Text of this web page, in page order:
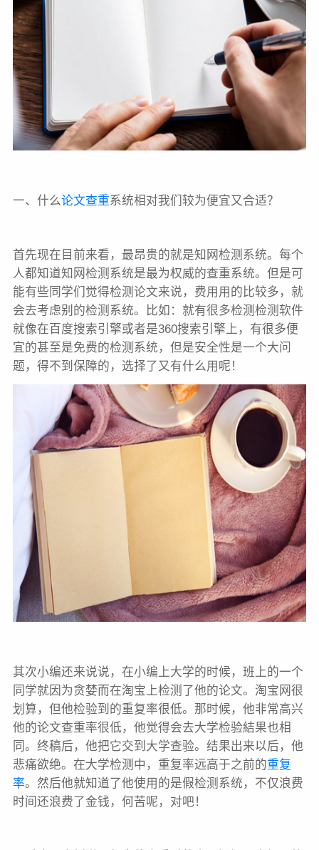
一、什么论文查重系统相对我们较为便宜又合适？
首先现在目前来看，最昂贵的就是知网检测系统。每个
人都知道知网检测系统是最为权威的查重系统。但是可
能有些同学们觉得检测论文来说，费用用的比较多，就
会去考虑别的检测系统。比如：就有很多检测检测软件
就像在百度搜索引擎或者是360搜索引擎上，有很多便
宜的甚至是免费的检测系统，但是安全性是一个大问
题，得不到保障的，选择了又有什么用呢！
其次小编还来说说，在小编上大学的时候，班上的一个
同学就因为贪婪而在淘宝上检测了他的论文。淘宝网很
划算，但他检验到的重复率很低。那时候，他非常高兴
他的论文查重率很低，他觉得会去大学检验結果也相
同。终稿后，他把它交到大学查验。结果出来以后，他
悲痛欲绝。在大学检测中，重复率远高于之前的重复
率。然后他就知道了他使用的是假检测系统，不仅浪费
时间还浪费了金钱，何苦呢，对吧！